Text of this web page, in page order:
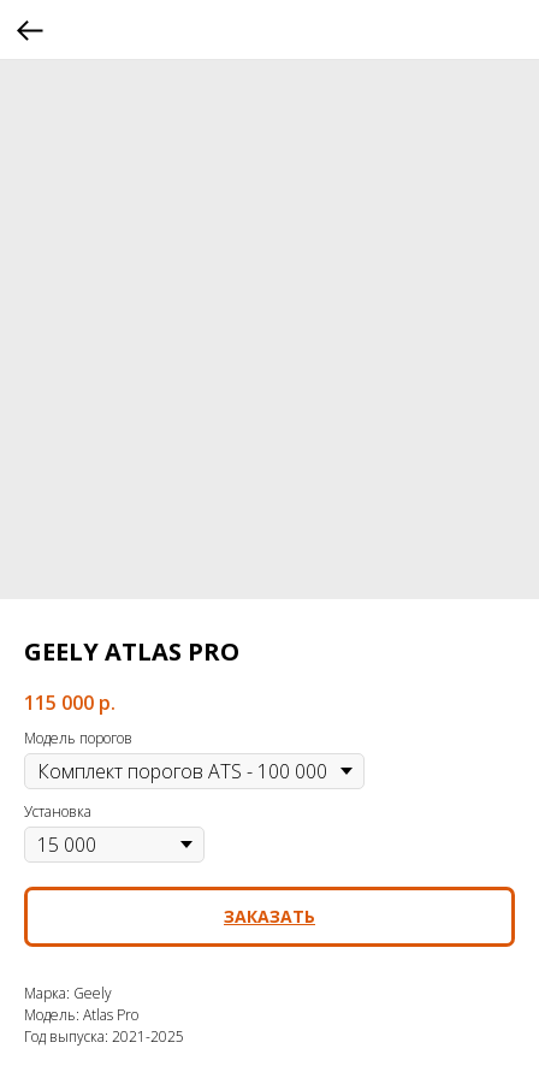
GEELY ATLAS PRO
115 000 р.
Модель порогов
Установка
ЗАКАЗАТЬ
Марка: Geely
Модель: Atlas Pro
Год выпуска: 2021-2025